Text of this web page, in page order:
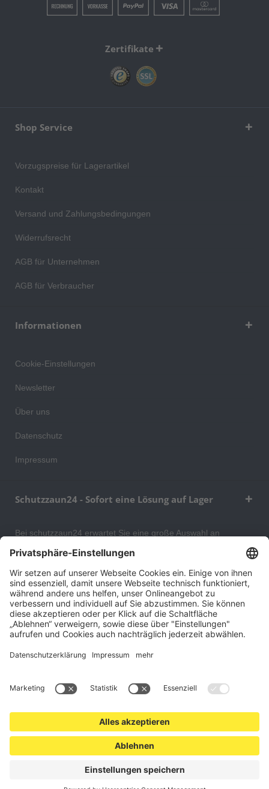
Zertifikate
Shop Service
Vorzugspreise für Lagerartikel
Kontakt
Versand und Zahlungsbedingungen
Widerrufsrecht
AGB für Unternehmen
AGB für Verbraucher
Informationen
Cookie-Einstellungen
Newsletter
Über uns
Datenschutz
Impressum
Schutzzaun24 - Sofort eine Lösung auf Lager
Bei schutzzaun24 erwartet Sie eine große Auswahl an
Schutzgittern, Schutzeinrichtungen, Absturzsicherungen und
auch Ihr Wohngebäude optimal organisieren und sichern
können. An unserem Versandlager bevorraten wir ein großes
Sortiment von Lagerartikeln, welche innerhalb von 48 Stunden
versandbereit sind.
Cookie-Einstellungen Über uns
freibleibend. Solange der Vorrat reicht.
© 2026 schutzzaun24.at